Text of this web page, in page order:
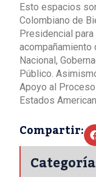
Esto espacios
Colombiano de
Presidencial
Nacional,
Público.
Apoyo al
Estados
Compartir: